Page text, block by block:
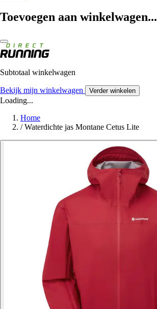
Toevoegen aan winkelwagen...
Subtotaal winkelwagen
Bekijk mijn winkelwagen Verder winkelen
Loading...
Home
/ Waterdichte jas Montane Cetus Lite